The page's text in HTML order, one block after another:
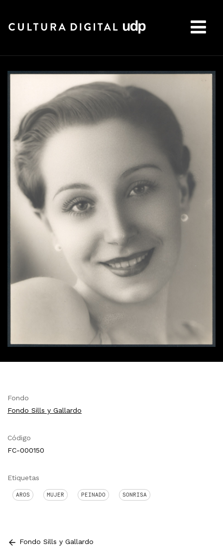
Fondo
Fondo Sills y Gallardo
Código
FC-000150
Etiquetas
AROS MUJER PEINADO SONRISA
Fondo Sills y Gallardo